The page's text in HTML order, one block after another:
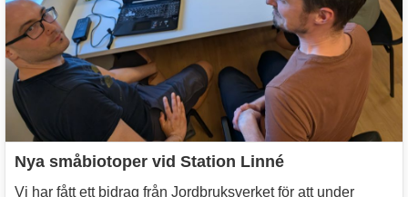
Nya småbiotoper vid Station Linné
Vi har fått ett bidrag från Jordbruksverket för att under